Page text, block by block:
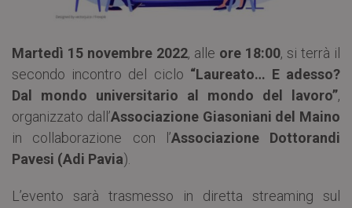
Martedì 15 novembre 2022, alle ore 18:00, si terrà il
secondo incontro del ciclo “Laureato… E adesso?
Dal mondo universitario al mondo del lavoro”,
organizzato dall’Associazione Giasoniani del Maino
in collaborazione con l’Associazione Dottorandi
Pavesi (Adi Pavia).
L’evento sarà trasmesso in diretta streaming sul